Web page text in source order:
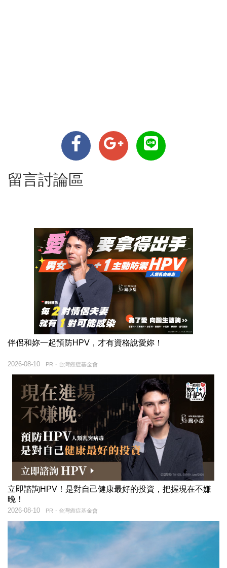
留言討論區
伴侶和妳一起預防HPV，才有資格說愛妳！
PR・台灣癌症基金會
2026-08-10
立即諮詢HPV！是對自己健康最好的投資，把握現在不嫌
晚！
PR・台灣癌症基金會
2026-08-10